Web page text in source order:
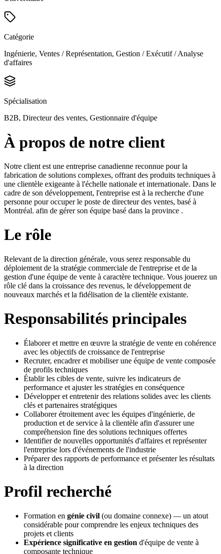
Catégorie
Ingénierie, Ventes / Représentation, Gestion / Exécutif / Analyse
d'affaires
Spécialisation
B2B, Directeur des ventes, Gestionnaire d'équipe
À propos de notre client
Notre client est une entreprise canadienne reconnue pour la
fabrication de solutions complexes, offrant des produits techniques à
une clientèle exigeante à l'échelle nationale et internationale. Dans le
cadre de son développement, l'entreprise est à la recherche d'une
personne pour occuper le poste de directeur des ventes, basé à
Montréal. afin de gérer son équipe basé dans la province .
Le rôle
Relevant de la direction générale, vous serez responsable du
déploiement de la stratégie commerciale de l'entreprise et de la
gestion d'une équipe de vente à caractère technique. Vous jouerez un
rôle clé dans la croissance des revenus, le développement de
nouveaux marchés et la fidélisation de la clientèle existante.
Responsabilités principales
Élaborer et mettre en œuvre la stratégie de vente en cohérence
avec les objectifs de croissance de l'entreprise
Recruter, encadrer et mobiliser une équipe de vente composée
de profils techniques
Établir les cibles de vente, suivre les indicateurs de
performance et ajuster les stratégies en conséquence
Développer et entretenir des relations solides avec les clients
clés et partenaires stratégiques
Collaborer étroitement avec les équipes d'ingénierie, de
production et de service à la clientèle afin d'assurer une
compréhension fine des solutions techniques offertes
Identifier de nouvelles opportunités d'affaires et représenter
l'entreprise lors d'événements de l'industrie
Préparer des rapports de performance et présenter les résultats
à la direction
Profil recherché
Formation en génie civil (ou domaine connexe) — un atout
considérable pour comprendre les enjeux techniques des
projets et clients
Expérience significative en gestion d'équipe de vente à
composante technique